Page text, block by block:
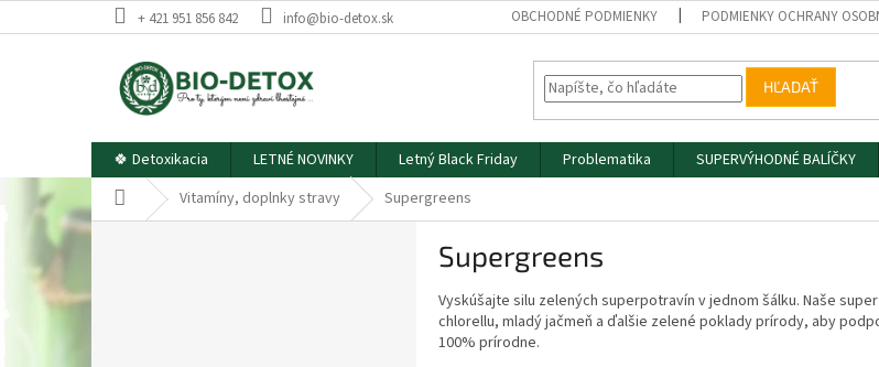
na
+ 421 951 856 842 info@bio-detox.sk OBCHODNÉ PODMIENKY PODMIENKY OCHRANY
HĽADAŤ
🍀 Detoxikacia LETNÉ NOVINKY Letný Black Friday Problematika SUPERVÝHODNÉ BALÍČKY
DomovVitamíny, doplnky stravy Supergreens
B
n
Supergreens
Vyskúšajte silu zelených superpotravín v jednom šálku. Naše
chlorellu, mladý jačmeň a ďalšie zelené poklady prírody, aby
100% prírodne.